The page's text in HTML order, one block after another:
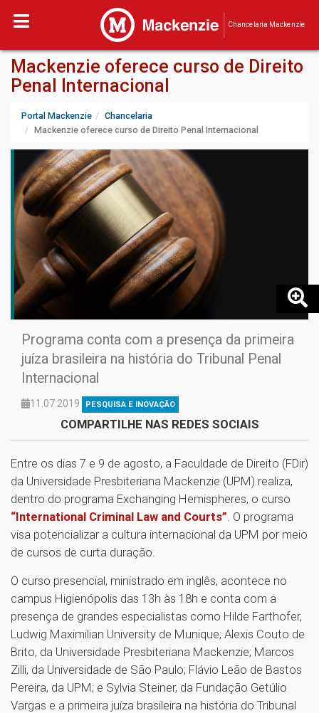
Chancelaria Mackenzie
Mackenzie oferece curso de Direito
Penal Internacional
Portal Mackenzie
Chancelaria
Mackenzie oferece curso de Direito Penal Internacional
Programa conta com a presença da primeira
juíza brasileira na história do Tribunal Penal
Internacional
11.07.2019 PESQUISA E INOVAÇÃO
COMPARTILHE NAS REDES SOCIAIS
Entre os dias 7 e 9 de agosto, a Faculdade de Direito (FDir)
da Universidade Presbiteriana Mackenzie (UPM) realiza,
dentro do programa Exchanging Hemispheres, o curso
“International Criminal Law and Courts” . O programa
visa potencializar a cultura internacional da UPM por meio
de cursos de curta duração.
O curso presencial, ministrado em inglês, acontece no
campus Higienópolis das 13h às 18h e conta com a
presença de grandes especialistas como Hilde Farthofer,
Ludwig Maximilian University de Munique; Alexis Couto de
Brito, da Universidade Presbiteriana Mackenzie; Marcos
Zilli, da Universidade de São Paulo; Flávio Leão de Bastos
Pereira, da UPM; e Sylvia Steiner, da Fundação Getúlio
Vargas e a primeira juíza brasileira na história do Tribunal